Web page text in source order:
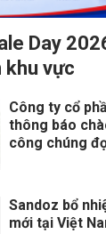
Day
khu vực
Công ty cổ
thông báo
công chúng
Sandoz bổ
mới tại Việt